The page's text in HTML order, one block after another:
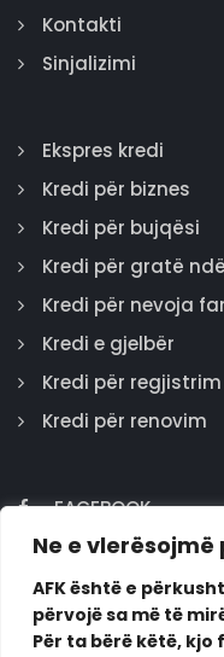
Ne e
AFK është e
përvojë sa më të
Për ta bërë këtë, kjo
Kontakti
Sinjalizimi
Ekspres kredi
Kredi për biznes
Kredi për bujqësi
Kredi për gratë
Kredi për nevoja
Kredi e gjelbër
Kredi për
Kredi për renovim
FACEBOOK
GOOGLE
INSTAGRAM
LINKEDIN